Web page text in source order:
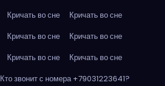
Кричать во сне
Кричать во сне
Кричать во сне
Кричать во сне
Кричать во сне
Кричать во сне
Кто звонит с номера +79031223641?